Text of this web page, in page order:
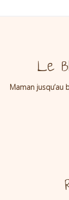
Le
Maman jusqu’au